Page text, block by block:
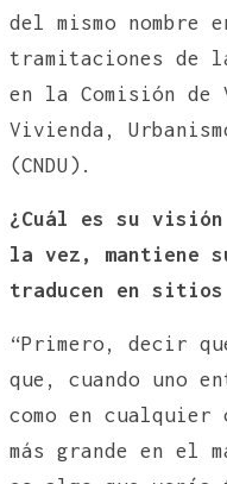
del mismo
tramitaciones de
en la Comisión de
Vivienda,
(CNDU).
¿Cuál es su
la vez, mantiene
traducen en sitios
“Primero, decir
que, cuando uno
como en cualquier
más grande en el